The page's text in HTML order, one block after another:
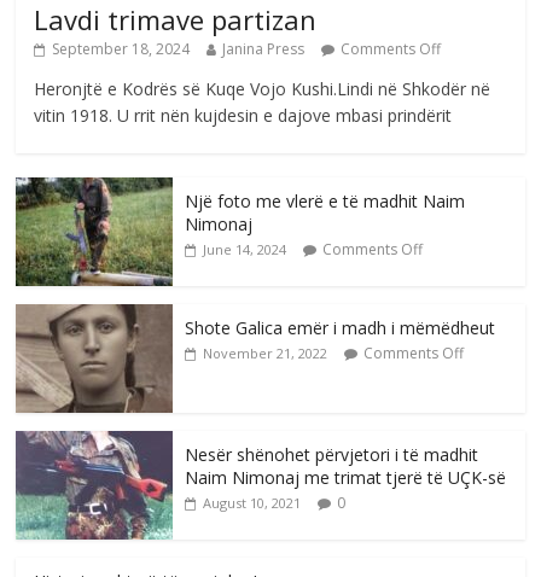
Lavdi trimave partizan
September 18, 2024 Janina Press Comments Off
Heronjtë e Kodrës së Kuqe Vojo Kushi.Lindi në Shkodër në
vitin 1918. U rrit nën kujdesin e dajove mbasi prindërit
Një foto me vlerë e të madhit Naim
Nimonaj
June 14, 2024 Comments Off
Shote Galica emër i madh i mëmëdheut
November 21, 2022 Comments Off
Nesër shënohet përvjetori i të madhit
Naim Nimonaj me trimat tjerë të UÇK-së
August 10, 2021 0